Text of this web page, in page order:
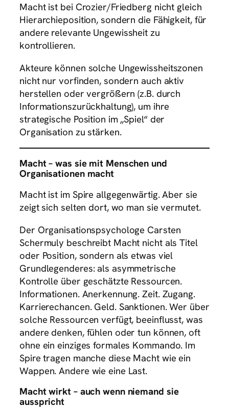
Macht ist bei Crozier/Friedberg nicht gleich
Hierarchieposition, sondern die Fähigkeit, für
andere relevante Ungewissheit zu
kontrollieren.
Akteure können solche Ungewissheitszonen
nicht nur vorfinden, sondern auch aktiv
herstellen oder vergrößern (z.B. durch
Informationszurückhaltung), um ihre
strategische Position im „Spiel“ der
Organisation zu stärken.
Macht – was sie mit Menschen und
Organisationen macht
Macht ist im Spire allgegenwärtig. Aber sie
zeigt sich selten dort, wo man sie vermutet.
Der Organisationspsychologe Carsten
Schermuly beschreibt Macht nicht als Titel
oder Position, sondern als etwas viel
Grundlegenderes: als asymmetrische
Kontrolle über geschätzte Ressourcen.
Informationen. Anerkennung. Zeit. Zugang.
Karrierechancen. Geld. Sanktionen. Wer über
solche Ressourcen verfügt, beeinflusst, was
andere denken, fühlen oder tun können, oft
ohne ein einziges formales Kommando. Im
Spire tragen manche diese Macht wie ein
Wappen. Andere wie eine Last.
Macht wirkt – auch wenn niemand sie
ausspricht